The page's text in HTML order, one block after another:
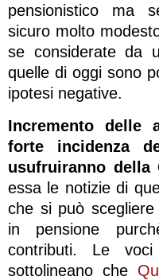
pensionistico ma
sicuro molto
se considerate da
quelle di oggi sono
ipotesi negative.
Incremento delle
forte incidenza
usufruiranno della
essa le notizie di
che si può
in pensione
contributi. Le
sottolineano che